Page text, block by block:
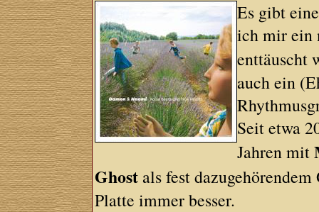
Es gibt
ich mir ein
enttäuscht
auch ein
Seit etwa
Jahren mit
Ghost als fest
Platte immer besser.